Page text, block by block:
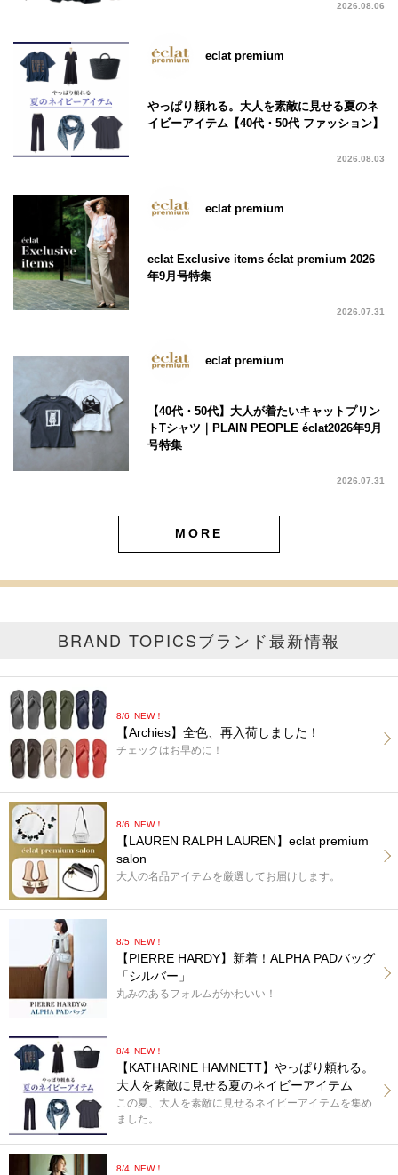
2026.08.06
eclat premium
やっぱり頼れる。大人を素敵に見せる夏のネ
イビーアイテム【40代・50代 ファッション】
2026.08.03
eclat premium
eclat Exclusive items éclat premium 2026
年9月号特集
2026.07.31
eclat premium
【40代・50代】大人が着たいキャットプリン
トTシャツ｜PLAIN PEOPLE éclat2026年9月
号特集
2026.07.31
MORE
BRAND TOPICSブランド最新情報
8/6 NEW！
【Archies】全色、再入荷しました！
チェックはお早めに！
8/6 NEW！
【LAUREN RALPH LAUREN】eclat premium
salon
大人の名品アイテムを厳選してお届けします。
8/5 NEW！
【PIERRE HARDY】新着！ALPHA PADバッグ
「シルバー」
丸みのあるフォルムがかわいい！
8/4 NEW！
【KATHARINE HAMNETT】やっぱり頼れる。
大人を素敵に見せる夏のネイビーアイテム
この夏、大人を素敵に見せるネイビーアイテムを集め
ました。
8/4 NEW！